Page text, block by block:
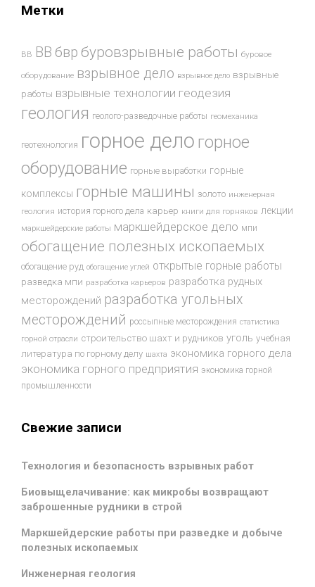
Метки
ВВ ВВ бвр буровзрывные работы буровое
оборудование взрывное дело взрывное дело взрывные
работы взрывные технологии геодезия
геология геолого-разведочные работы геомеханика
геотехнология горное дело горное
оборудование горные выработки горные
комплексы горные машины золото инженерная
геология история горного дела карьер книги для горняков лекции
маркшейдерские работы маркшейдерское дело мпи
обогащение полезных ископаемых
обогащение руд обогащение углей открытые горные работы
разведка мпи разработка карьеров разработка рудных
месторождений разработка угольных
месторождений россыпные месторождения статистика
горной отрасли строительство шахт и рудников уголь учебная
литература по горному делу шахта экономика горного дела
экономика горного предприятия экономика горной
промышленности
Свежие записи
Технология и безопасность взрывных работ
Биовыщелачивание: как микробы возвращают
заброшенные рудники в строй
Маркшейдерские работы при разведке и добыче
полезных ископаемых
Инженерная геология